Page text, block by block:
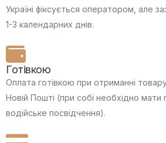
Україні фіксується оператором, але
1-3 календарних днів.
Готівкою
Оплата готівкою при отриманні
Новій Пошті (при собі необхідно мати
водійське посвідчення).